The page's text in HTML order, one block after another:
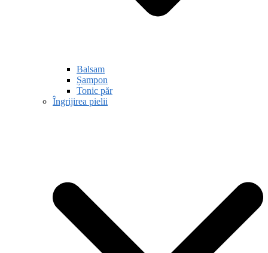
Balsam
Șampon
Tonic păr
Îngrijirea pielii